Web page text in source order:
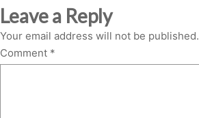
Leave a Reply
Your email address will not be published.
Comment *